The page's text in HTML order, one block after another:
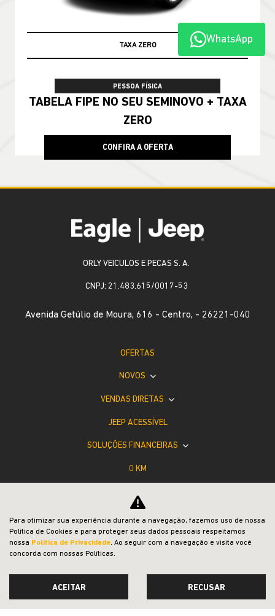
TAXA ZERO
PESSOA FÍSICA
TABELA FIPE NO SEU SEMINOVO + TAXA
ZERO
CONFIRA A OFERTA
WhatsApp
ORLY VEICULOS E PECAS S. A.
CNPJ: 21.483.615/0017-53
Avenida Getúlio de Moura, 616 - Centro, - 26221-040
OFERTAS
NOVOS
VENDAS DIRETAS
JEEP ACESSÍVEL
SOLUÇÕES FINANCEIRAS
0 KM
PÓS-VENDAS
Para otimizar sua experiência durante a navegação, fazemos uso de nossa
Política de Cookies e para proteger seus dados pessoais respeitamos
nossa Política de Privacidade. Ao seguir com a navegação e visita você
concorda com nossas Políticas.
ACEITAR RECUSAR